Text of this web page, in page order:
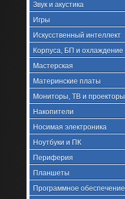
Звук и акустика
Игры
Искусственный интеллект
Корпуса, БП и охлаждение
Мастерская
Материнские платы
Мониторы, ТВ и проекторы
Накопители
Носимая электроника
Ноутбуки и ПК
Периферия
Планшеты
Программное обеспечение